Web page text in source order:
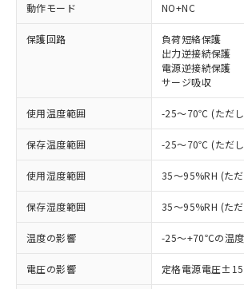
動作モード NO+NC
保護回路
負荷短絡保護
出力逆接続保護
電源逆接続保護
サージ吸収
使用温度範囲 -25～70℃ (ただし
保存温度範囲 -25～70℃ (ただし
使用湿度範囲 35～95%RH (た
保存湿度範囲 35～95%RH (た
温度の影響 -25～+70℃の温
電圧の影響 定格電源電圧
ご利用条件
以下の条件をお読みいただき、同
ご利用ください。
本サービスは、当社制御機
商品の当社在庫状況および標
(税抜)を提供させていただ
当社制御機器事業取扱商品
本サービスの対象外となる
ことをご了承ください。
対応済み：EU RoHS指令（10
非含有に対応した製品が提供可
す。
対応予定：EU RoHS指令（10物質
有に対応した製品に切り替える予
対応予定なし：EU RoHS指令（
非含有に非対応の商品で、対応品
定はありません。
調査・確認中：EU RoHS指令（
非含有の対応状況を調査中または
非該当品：ライセンス料など無形
仕入先様の事情により、非含有部
いたものが、含有品と判明した場
むを得ず変更することがあります。
※1 中国RoHS○×表
「○」：最大均質材料含有率が中
基準値以下であることを示します
「×」：最大均質材料含有率が中
「－」：未確認です。当社販売部
当社は、これら貴社製品の
為替および外国貿易法に定